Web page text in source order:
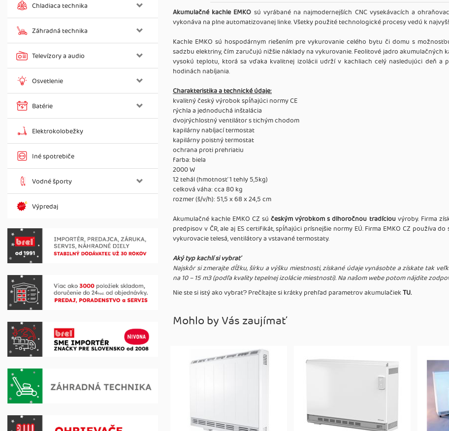
Chladiaca technika
Záhradná technika
Televízory a audio
Osvetlenie
Batérie
Elektrokolobežky
Iné spotrebiče
Vodné športy
Výpredaj
Akumulačné kachle EMKO sú vyrábané na najmodernejších CNC vysekávacích a
vykonáva na plne automatizovanej linke. Všetky použité technologické procesy vedú k
Kachle EMKO sú hospodárnym riešením pre vykurovanie celého bytu či domu s
sadzbu elektriny, čím zaručujú nižšie náklady na vykurovanie. Feolitové jadro akumulačných
vysokú teplotu, ktorá sa vďaka kvalitnej izolácii udrží v kachliach celý nasledujúci deň
hodinách nabíjania.
Charakteristika a technické údaje:
kvalitný český výrobok spĺňajúci normy CE
rýchla a jednoduchá inštalácia
dvojrýchlostný ventilátor s tichým chodom
kapilárny nabíjací termostat
kapilárny poistný termostat
ochrana proti prehriatiu
farba: biela
2000 W
12 tehál (hmotnosť 1 tehly 5,5kg)
celková váha: cca 80 kg
rozmer (š/v/h): 51,5 x 68 x 24,5 cm
Akumulačné kachle EMKO CZ súčeským výrobkom s dlhoročnou tradíciouvýroby. Firma
predpisov v ČR, ale aj ES certifikát, spĺňajúci prísnejšie normy EÚ. Firma EMKO CZ
vykurovacie telesá, ventilátory a vstavané termostaty.
Aký typ kachlí si vybrať
Najskôr si zmerajte dĺžku, šírku a výšku miestnosti, získané údaje vynásobte a získate tak
na 10 – 15 m3 (podľa kvality tepelnej izolácie miestnosti). Na našom webe potom nájdite
Nie ste si istý ako vybrať? Prečítajte si krátky prehľad parametrov akumulačiekTU.
Mohlo by Vás zaujímať